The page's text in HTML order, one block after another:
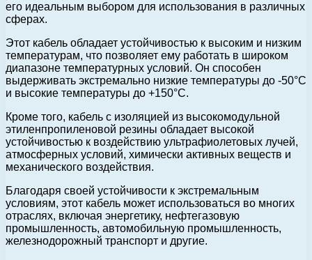
его идеальным выбором для использования в различных
сферах.
Этот кабель обладает устойчивостью к высоким и низким
температурам, что позволяет ему работать в широком
диапазоне температурных условий. Он способен
выдерживать экстремально низкие температуры до -50°C
и высокие температуры до +150°C.
Кроме того, кабель с изоляцией из высокомодульной
этиленпропиленовой резины обладает высокой
устойчивостью к воздействию ультрафиолетовых лучей,
атмосферных условий, химически активных веществ и
механического воздействия.
Благодаря своей устойчивости к экстремальным
условиям, этот кабель может использоваться во многих
отраслях, включая энергетику, нефтегазовую
промышленность, автомобильную промышленность,
железнодорожный транспорт и другие.